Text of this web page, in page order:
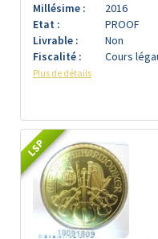
Millésime :
2016
Etat :
PROOF
Livrable :
Non
Fiscalité :
Cours
Plus de détails
LSP